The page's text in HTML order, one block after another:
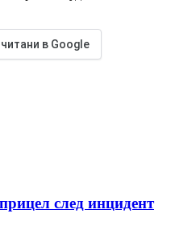
в Google
след инцидент